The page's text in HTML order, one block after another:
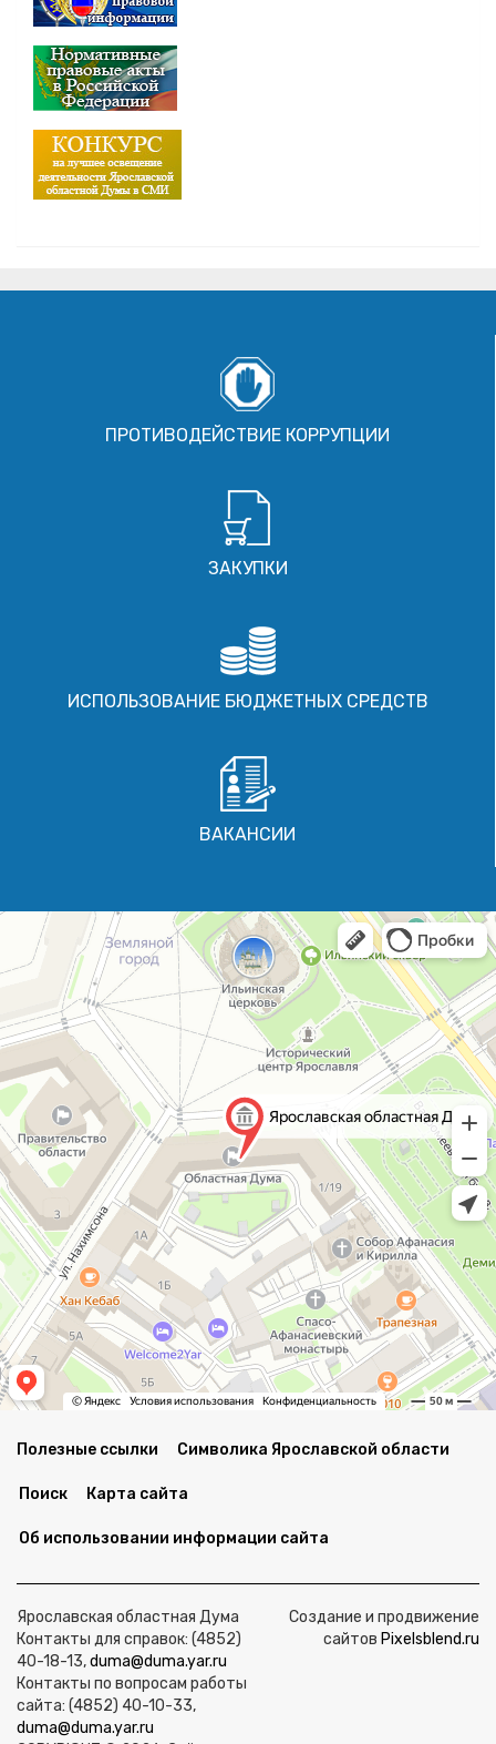
ПРОТИВОДЕЙСТВИЕ КОРРУПЦИИ
ЗАКУПКИ
ИСПОЛЬЗОВАНИЕ БЮДЖЕТНЫХ СРЕДСТВ
ВАКАНСИИ
Полезные ссылки Символика Ярославской области
Поиск Карта сайта
Об использовании информации сайта
Ярославская областная Дума
Контакты для справок: (4852)
40-18-13,duma@duma.yar.ru
Контакты по вопросам работы
сайта: (4852) 40-10-33,
duma@duma.yar.ru
Создание и продвижение
сайтов Pixelsblend.ru